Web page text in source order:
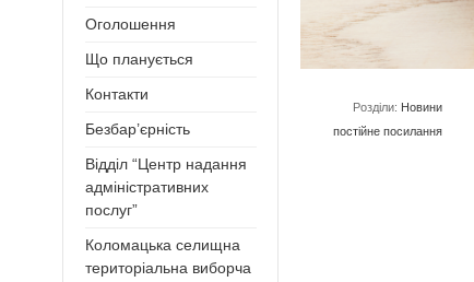
Розділи: Новини
постійне посилання
Оголошення
Що планується
Контакти
Безбар’єрність
Відділ “Центр надання
адміністративних
послуг”
Коломацька селищна
територіальна виборча